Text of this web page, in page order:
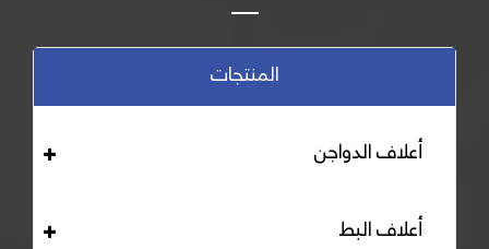
المنتجات
أعلاف الدواجن
أعلاف البط